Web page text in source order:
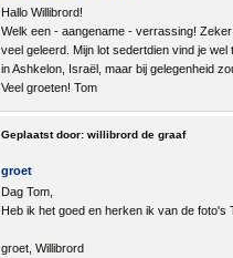
Hallo Willibrord!
Welk een - aangename - verrassing!
veel geleerd. Mijn lot sedertdien vind je
in Ashkelon, Israël, maar bij gelegenheid
Veel groeten! Tom
Geplaatst door: willibrord de graaf
groet
Dag Tom,
Heb ik het goed en herken ik van de foto's
groet, Willibrord